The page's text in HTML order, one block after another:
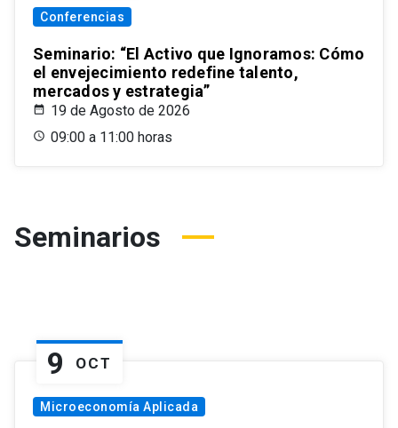
Conferencias
Seminario: “El Activo que Ignoramos: Cómo
el envejecimiento redefine talento,
mercados y estrategia”
19 de Agosto de 2026
09:00 a 11:00 horas
Seminarios
9 OCT
Microeconomía Aplicada